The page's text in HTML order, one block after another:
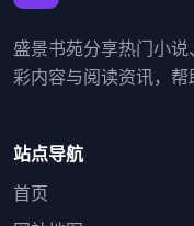
盛景书苑分享热门小
彩内容与阅读资讯，帮
站点导航
首页